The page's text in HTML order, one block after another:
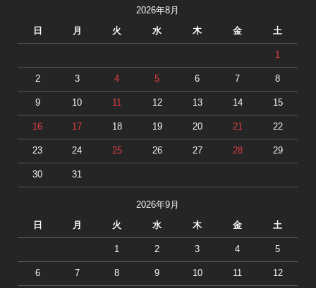
2026年8月
日 月 火 水 木 金 土
1
2 3 4 5 6 7 8
9 10 11 12 13 14 15
16 17 18 19 20 21 22
23 24 25 26 27 28 29
30 31
2026年9月
日 月 火 水 木 金 土
1 2 3 4 5
6 7 8 9 10 11 12